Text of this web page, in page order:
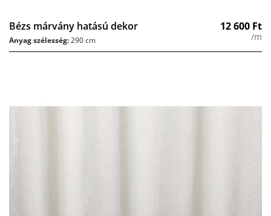
Bézs márvány hatású dekor 12 600 Ft
/m
Anyag szélesség:290 cm